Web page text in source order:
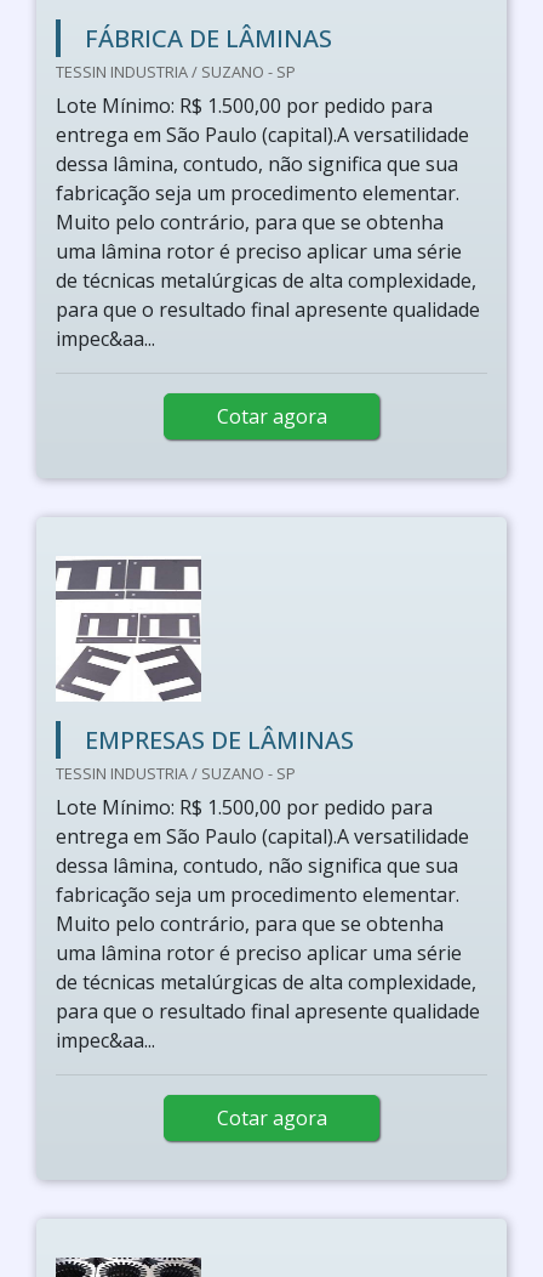
FÁBRICA DE LÂMINAS
TESSIN INDUSTRIA / SUZANO - SP
Lote Mínimo: R$ 1.500,00 por pedido para
entrega em São Paulo (capital).A versatilidade
dessa lâmina, contudo, não significa que sua
fabricação seja um procedimento elementar.
Muito pelo contrário, para que se obtenha
uma lâmina rotor é preciso aplicar uma série
de técnicas metalúrgicas de alta complexidade,
para que o resultado final apresente qualidade
impec&aa...
Cotar agora
EMPRESAS DE LÂMINAS
TESSIN INDUSTRIA / SUZANO - SP
Lote Mínimo: R$ 1.500,00 por pedido para
entrega em São Paulo (capital).A versatilidade
dessa lâmina, contudo, não significa que sua
fabricação seja um procedimento elementar.
Muito pelo contrário, para que se obtenha
uma lâmina rotor é preciso aplicar uma série
de técnicas metalúrgicas de alta complexidade,
para que o resultado final apresente qualidade
impec&aa...
Cotar agora